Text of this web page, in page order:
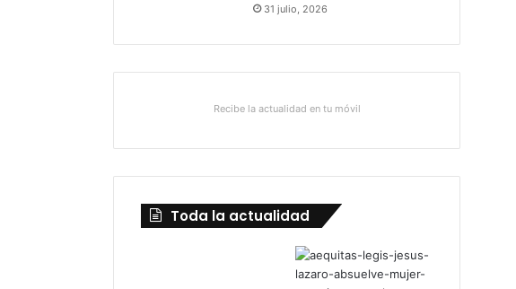
31 julio, 2026
Recibe la actualidad en tu móvil
Toda la actualidad